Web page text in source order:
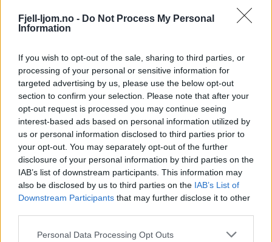
Fjell-ljom.no - Do Not Process My Personal
Information
If you wish to opt-out of the sale, sharing to third parties, or
processing of your personal or sensitive information for
targeted advertising by us, please use the below opt-out
section to confirm your selection. Please note that after your
opt-out request is processed you may continue seeing
interest-based ads based on personal information utilized by
us or personal information disclosed to third parties prior to
your opt-out. You may separately opt-out of the further
disclosure of your personal information by third parties on the
IAB’s list of downstream participants. This information may
also be disclosed by us to third parties on the IAB’s List of
Downstream Participants that may further disclose it to other
Personal Data Processing Opt Outs